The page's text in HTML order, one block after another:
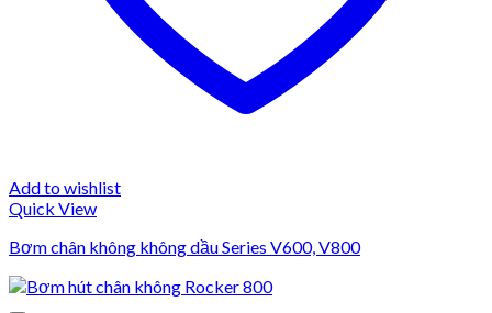
Add to wishlist
Quick View
Bơm chân không không dầu Series V600, V800